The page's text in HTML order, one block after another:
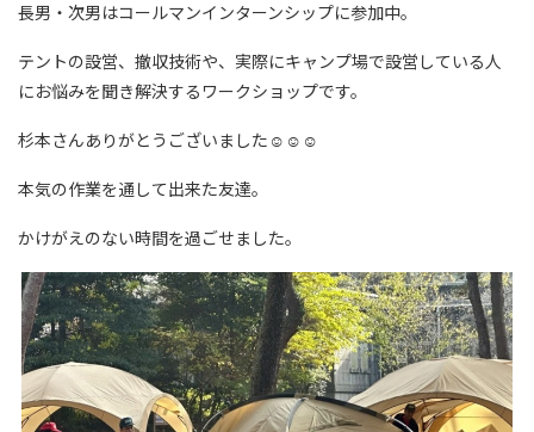
長男・次男はコールマンインターンシップに参加中。
テントの設営、撤収技術や、実際にキャンプ場で設営している人
にお悩みを聞き解決するワークショップです。
杉本さんありがとうございました☺☺☺
本気の作業を通して出来た友達。
かけがえのない時間を過ごせました。